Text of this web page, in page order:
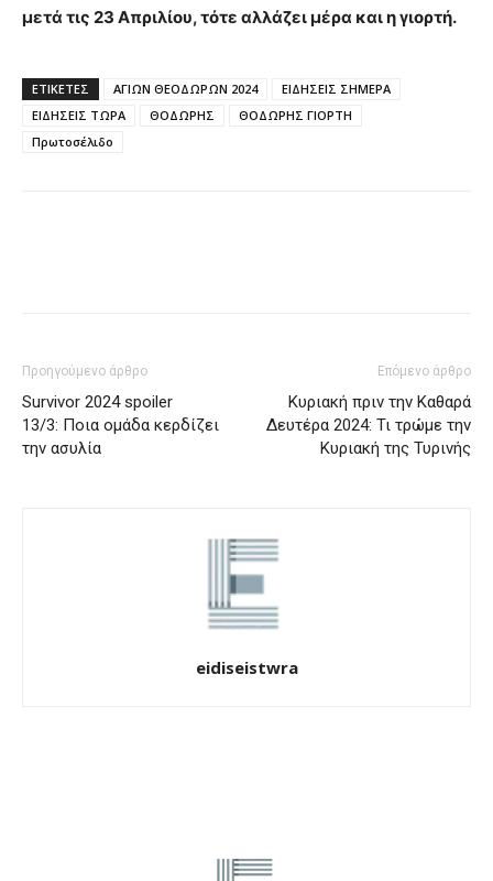
μετά τις 23 Απριλίου, τότε αλλάζει μέρα και η γιορτή.
ΕΤΙΚΈΤΕΣ ΑΓΙΩΝ ΘΕΟΔΩΡΩΝ 2024
ΕΙΔΗΣΕΙΣ ΣΗΜΕΡΑ
ΕΙΔΗΣΕΙΣ ΤΩΡΑ
ΘΟΔΩΡΗΣ
ΘΟΔΩΡΗΣ ΓΙΟΡΤΗ
Πρωτοσέλιδο
Προηγούμενο άρθρο
Survivor 2024 spoiler
13/3: Ποια ομάδα κερδίζει
την ασυλία
Επόμενο άρθρο
Κυριακή πριν την Καθαρά
Δευτέρα 2024: Τι τρώμε την
Κυριακή της Τυρινής
eidiseistwra